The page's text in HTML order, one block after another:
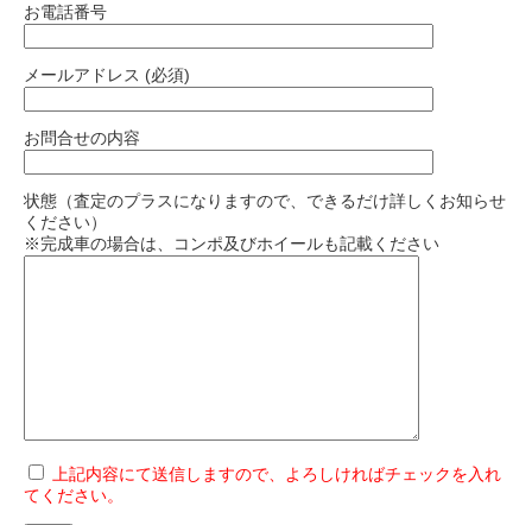
お電話番号
メールアドレス (必須)
お問合せの内容
状態（査定のプラスになりますので、できるだけ詳しくお知らせ
ください）
※完成車の場合は、コンポ及びホイールも記載ください
上記内容にて送信しますので、よろしければチェックを入れ
てください。